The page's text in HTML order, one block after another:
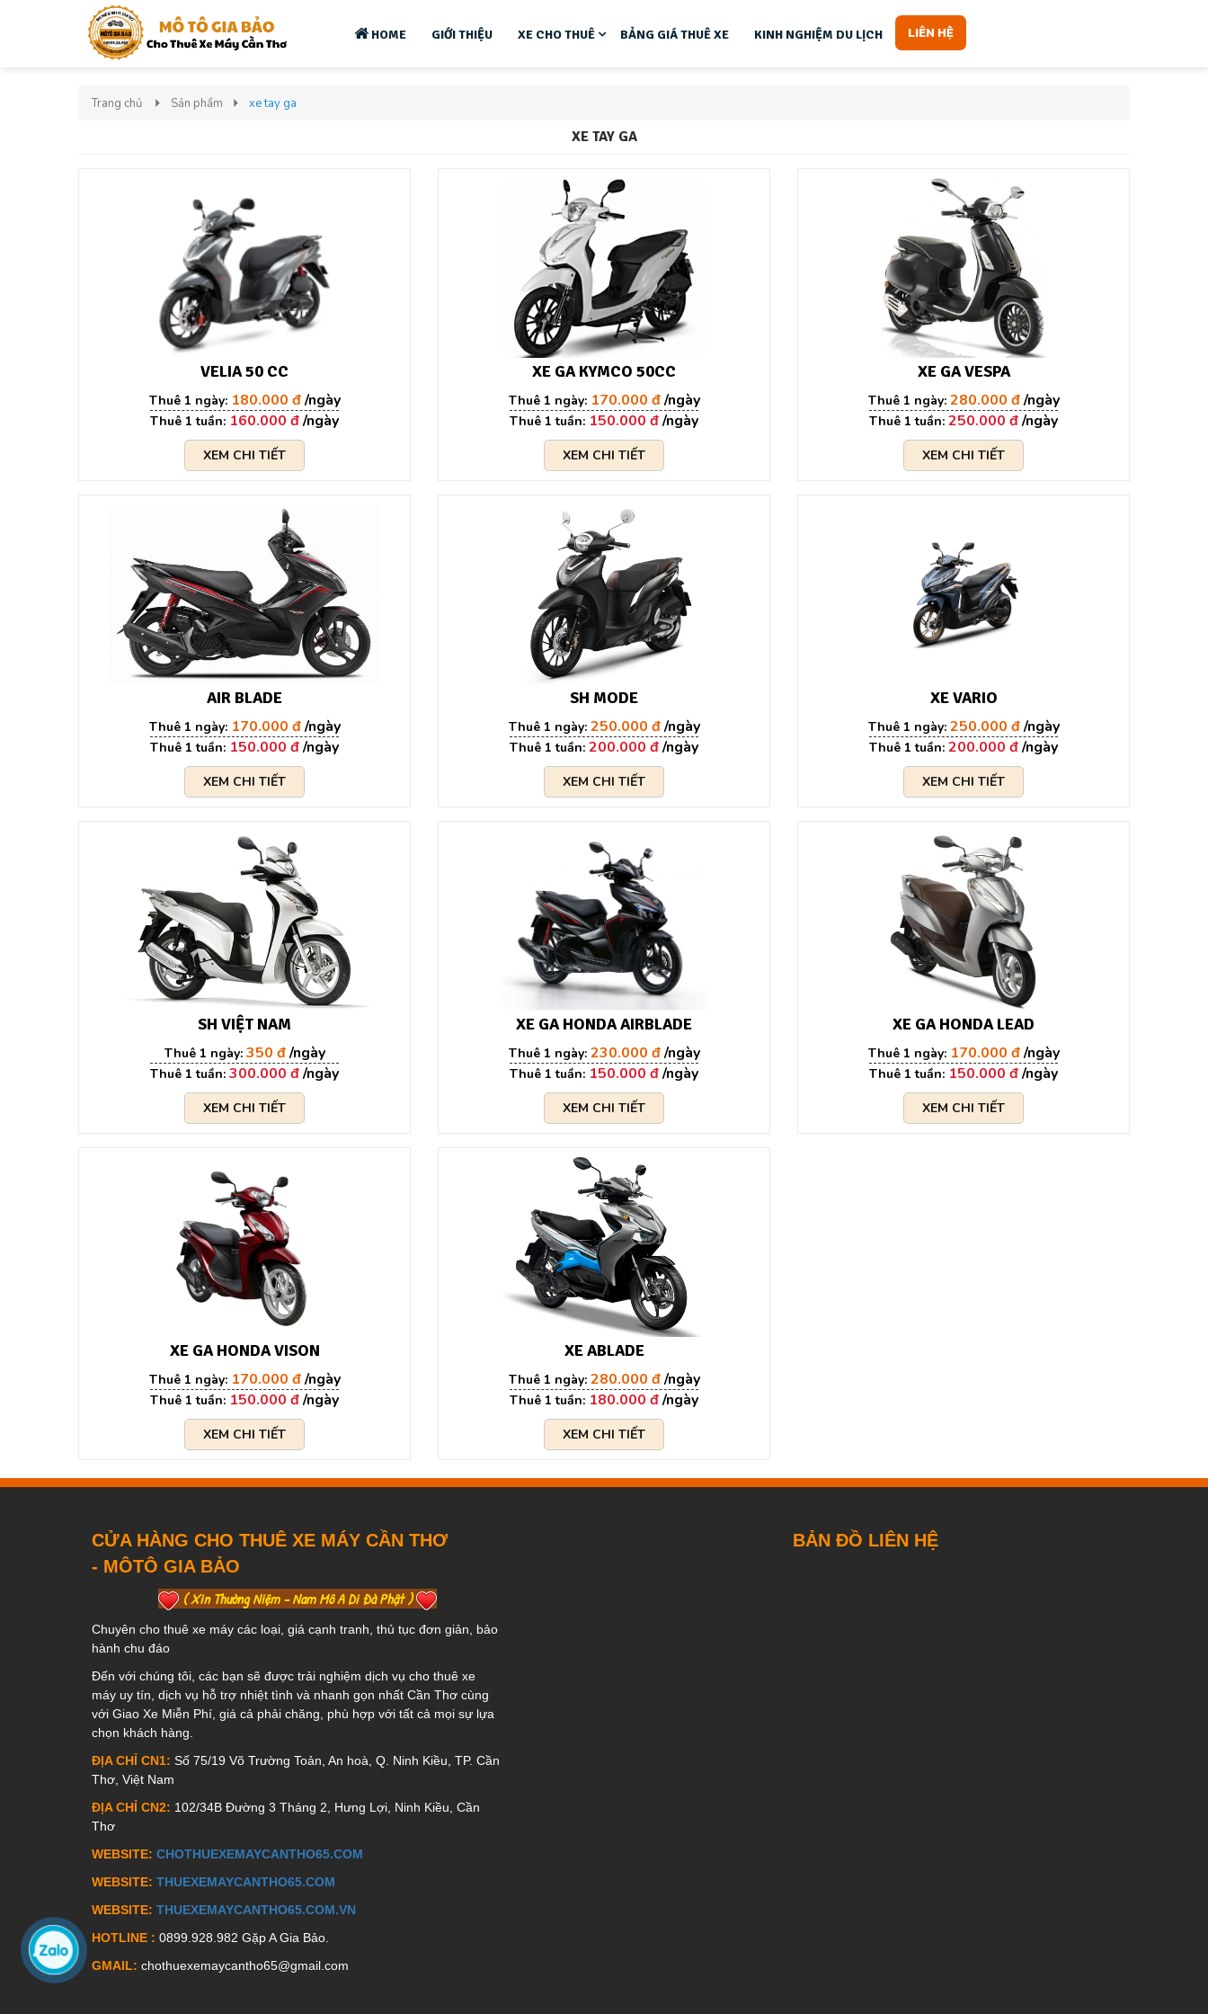
HOME GIỚI THIỆU XE CHO THUÊ BẢNG GIÁ THUÊ XE KINH NGHIỆM DU LỊCH LIÊN HỆ
Trang chủ Sản phẩm xe tay ga
XE TAY GA
VELIA 50 CC
180.000 đ
160.000 đ
XEM CHI TIẾT
XE GA KYMCO 50CC
170.000 đ
150.000 đ
XEM CHI TIẾT
XE GA VESPA
280.000 đ
250.000 đ
XEM CHI TIẾT
AIR BLADE
170.000 đ
150.000 đ
XEM CHI TIẾT
SH MODE
250.000 đ
200.000 đ
XEM CHI TIẾT
XE VARIO
250.000 đ
200.000 đ
XEM CHI TIẾT
SH VIỆT NAM
350 đ
300.000 đ
XEM CHI TIẾT
XE GA HONDA AIRBLADE
230.000 đ
150.000 đ
XEM CHI TIẾT
XE GA HONDA LEAD
170.000 đ
150.000 đ
XEM CHI TIẾT
XE GA HONDA VISON
170.000 đ
150.000 đ
XEM CHI TIẾT
XE ABLADE
280.000 đ
180.000 đ
XEM CHI TIẾT
CỬA HÀNG CHO THUÊ XE MÁY CẦN THƠ
- MÔTÔ GIA BẢO
( Xin Thường Niệm - Nam Mô A Di Đà Phật )
Chuyên cho thuê xe máy các loại, giá cạnh tranh, thủ tục đơn giản, bảo
hành chu đáo
Đến với chúng tôi, các bạn sẽ được trải nghiệm dịch vụ cho thuê xe
máy uy tín, dịch vụ hỗ trợ nhiệt tình và nhanh gọn nhất Cần Thơ cùng
với Giao Xe Miễn Phí, giá cả phải chăng, phù hợp với tất cả mọi sự lựa
chọn khách hàng.
ĐỊA CHỈ CN1: Số 75/19 Võ Trường Toản, An hoà, Q. Ninh Kiều, TP. Cần
Thơ, Việt Nam
ĐỊA CHỈ CN2: 102/34B Đường 3 Tháng 2, Hưng Lợi, Ninh Kiều, Cần
Thơ
WEBSITE: CHOTHUEXEMAYCANTHO65.COM
WEBSITE: THUEXEMAYCANTHO65.COM
WEBSITE: THUEXEMAYCANTHO65.COM.VN
HOTLINE : 0899.928.982 Gặp A Gia Bảo.
GMAIL: chothuexemaycantho65@gmail.com
BẢN ĐỒ LIÊN HỆ